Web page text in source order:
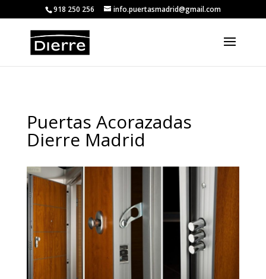
918 250 256 info.puertasmadrid@gmail.com
Puertas Acorazadas
Dierre Madrid